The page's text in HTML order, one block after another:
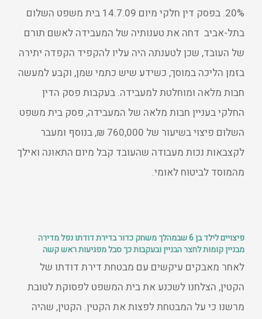
20%. בפסק דין חלקי מיום 14.7.09 בית משפט השלום
בתל-אביב דחה את טענותיה של המעבידה לאשם תורם
של העובד, שכן לטענתה היה עליו להקפיד הקפדה יתירה
בזמן הליכה במוסך, כשידע שיש כתמי שמן, וקבע למעשה
חבות מלאה ומוחלטת למעבידה. בעקבות פסק הדין
החלקי בעניין חבות מלאה של המעבידה, פסק בית משפט
השלום פיצוי בשיעור של 760,000 ₪, בנוסף ומעבר
לקצבאות נכות מעבודה שהעובד קבל מיום התאונה ואילך
מהמוסד לביטוח לאומי.
פיצויים לילד בן 6 שבמהלך משחק כדור בדירת דודתו נפל מדירה
מבניין קומות לחצר הבניין ובעקבות כך סבל מפגיעות ראש קשה
לאחר מאבקים עיקשים עם מבטחת דירת דודתו של
הקטין, הצלחנו לשכנע את בית המשפט לפסוקת לטובת
מרשנו כי על המבטחת לפצות את הקטין. הקטין, שהיה